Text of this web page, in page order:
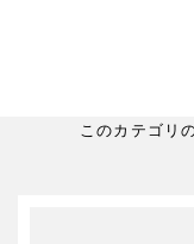
このカテゴリ